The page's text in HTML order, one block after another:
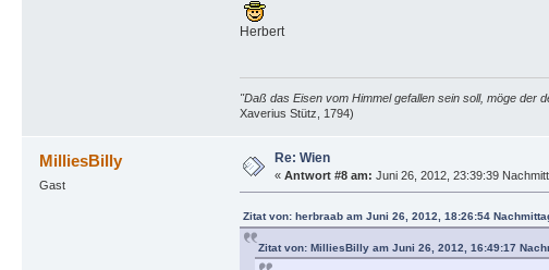
Herbert
"Daß das Eisen vom Himmel gefallen sein soll, möge der
Xaverius Stütz, 1794)
MilliesBilly
Gast
Re: Wien
« Antwort #8 am: Juni 26, 2012, 23:39:39
Zitat von: herbraab am Juni 26, 2012, 18:26:54
Zitat von: MilliesBilly am Juni 26, 2012, 16:49:17